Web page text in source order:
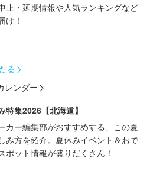
止・延期情報や人気ランキングなど
け！
る
レンダー
特集2026【北海道】
カー編集部がおすすめする、この夏
み方を紹介。夏休みイベント＆おで
ポット情報が盛りだくさん！